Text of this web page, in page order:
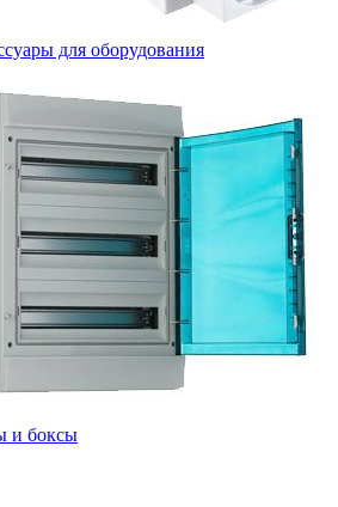
для оборудования
и боксы